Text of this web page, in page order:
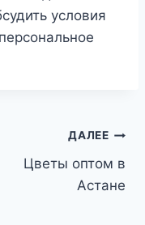
условия
ДАЛЕЕ
Цветы оптом в
Астане